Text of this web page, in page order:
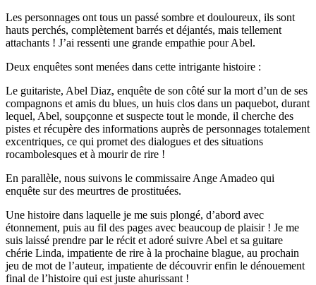
Les personnages ont tous un passé sombre et douloureux, ils sont
hauts perchés, complètement barrés et déjantés, mais tellement
attachants ! J’ai ressenti une grande empathie pour Abel.
Deux enquêtes sont menées dans cette intrigante histoire :
Le guitariste, Abel Diaz, enquête de son côté sur la mort d’un de ses
compagnons et amis du blues, un huis clos dans un paquebot, durant
lequel, Abel, soupçonne et suspecte tout le monde, il cherche des
pistes et récupère des informations auprès de personnages totalement
excentriques, ce qui promet des dialogues et des situations
rocambolesques et à mourir de rire !
En parallèle, nous suivons le commissaire Ange Amadeo qui
enquête sur des meurtres de prostituées.
Une histoire dans laquelle je me suis plongé, d’abord avec
étonnement, puis au fil des pages avec beaucoup de plaisir ! Je me
suis laissé prendre par le récit et adoré suivre Abel et sa guitare
chérie Linda, impatiente de rire à la prochaine blague, au prochain
jeu de mot de l’auteur, impatiente de découvrir enfin le dénouement
final de l’histoire qui est juste ahurissant !